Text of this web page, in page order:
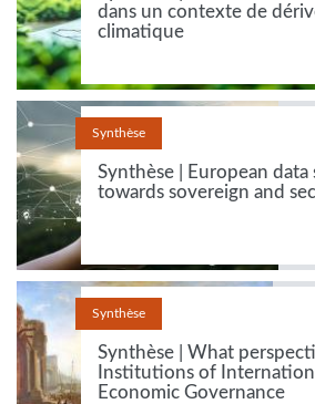
dans un contexte de
climatique
Synthèse
Synthèse | European data
towards sovereign and
Synthèse
Synthèse | What
Institutions of
Economic Governance